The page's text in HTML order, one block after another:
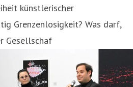
künstlerischer
Grenzenlosigkeit? Was darf,
Gesellschaf